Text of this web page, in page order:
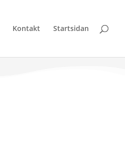
Kontakt Startsidan